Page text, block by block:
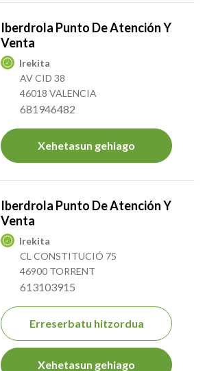
Iberdrola Punto De Atención Y
Venta
Irekita
AV CID 38
46018 VALENCIA
681946482
Xehetasun gehiago
Iberdrola Punto De Atención Y
Venta
Irekita
CL CONSTITUCIÓ 75
46900 TORRENT
613103915
Erreserbatu hitzordua
Xehetasun gehiago